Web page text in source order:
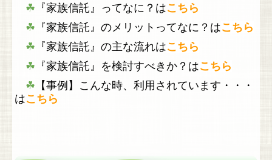
遺言書作成
財産承継
相続手続きサポート
相続税申告等
☘ 『家族信託』ってなに？ はこちら
☘ 『家族信託』のメリットってなに？ はこちら
☘ 『家族信託』の主な流れはこちら
☘ 『家族信託』を検討すべきか？ はこちら
☘ 【事例】こんな時、利用されています・・・
はこちら